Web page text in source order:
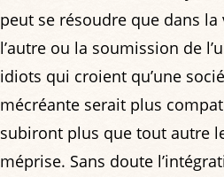
peut se résoudre que dans la
l’autre ou la soumission de
idiots qui croient qu’une
mécréante serait plus
subiront plus que tout autre
méprise. Sans doute